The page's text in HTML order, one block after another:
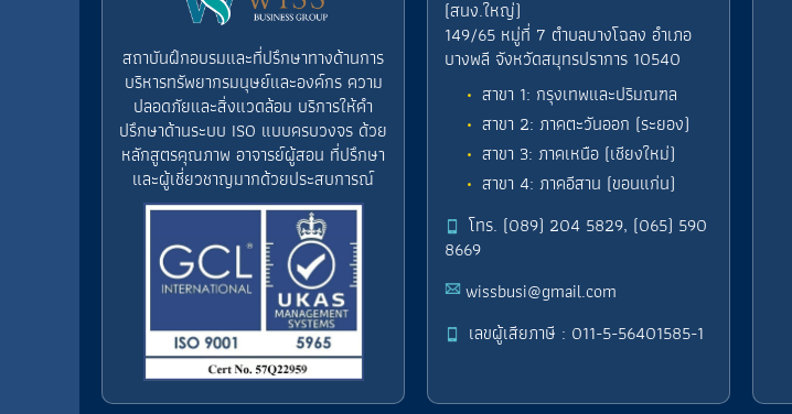
สถาบันฝึกอบรมและที่ปรึกษาทางด้านการ
บริหารทรัพยากรมนุษย์และองค์กร ความ
ปลอดภัยและสิ่งแวดล้อม บริการให้คำ
ปรึกษาด้านระบบ ISO แบบครบวงจร ด้วย
หลักสูตรคุณภาพ อาจารย์ผู้สอน ที่ปรึกษา
และผู้เชี่ยวชาญมากด้วยประสบการณ์
(สนง.ใหญ่)
149/65 หมู่ที่ 7 ตำบลบางโฉลง อำเภอ
บางพลี จังหวัดสมุทรปราการ 10540
สาขา 1: กรุงเทพและปริมณฑล
สาขา 2: ภาคตะวันออก (ระยอง)
สาขา 3: ภาคเหนือ (เชียงใหม่)
สาขา 4: ภาคอีสาน (ขอนแก่น)
โทร. (089) 204 5829, (065) 590
8669
wissbusi@gmail.com
เลขผู้เสียภาษี : 011-5-56401585-1